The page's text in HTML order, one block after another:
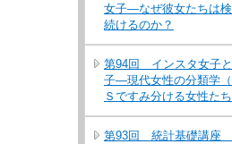
女子―なぜ彼女たちは
続けるのか？
第94回 インスタ女子
子―現代女性の分類学（
Ｓですみ分ける女性たち
第93回 統計基礎講座